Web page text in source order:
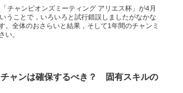
チャンピオンズミーティング アリエス杯」が4月
うことで，いろいろと試行錯誤しましたがなかな
。全体のおさらいと結果，そして1年間のチャンミ
い。
チャンは確保するべき？ 固有スキルの